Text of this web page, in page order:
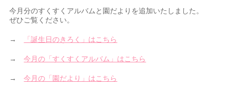
今月分のすくすくアルバムと園だよりを追加いたしました。
ぜひご覧ください。
→ 「誕生日のきろく」はこちら
→今月の「すくすくアルバム」はこちら
→今月の「園だより」はこちら